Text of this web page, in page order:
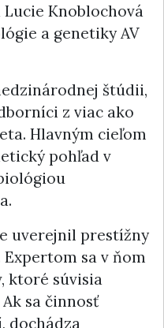
Knoblochová
a genetiky AV
štúdii,
z viac ako
Hlavným cieľom
pohľad v
uverejnil prestížny
Expertom sa v ňom
ktoré súvisia
sa činnosť
dochádza